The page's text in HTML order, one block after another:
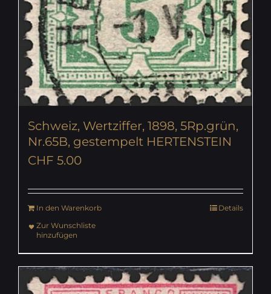
Schweiz, Wertziffer, 1898, 5Rp.grün,
Nr.65B, gestempelt HERTENSTEIN
CHF 5.00
In den Warenkorb
Details
Zur Wunschliste
hinzufügen